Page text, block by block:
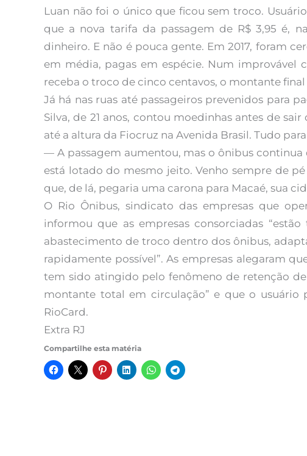
Luan não foi o único que ficou sem troco.
que a nova tarifa da passagem de R$ 3,95 é,
dinheiro. E não é pouca gente. Em 2017, foram
em média, pagas em espécie. Num improvável
receba o troco de cinco centavos, o montante
Já há nas ruas até passageiros prevenidos para
Silva, de 21 anos, contou moedinhas antes de
até a altura da Fiocruz na Avenida Brasil. Tudo
— A passagem aumentou, mas o ônibus
está lotado do mesmo jeito. Venho sempre de
que, de lá, pegaria uma carona para Macaé, sua
O Rio Ônibus, sindicato das empresas que
informou que as empresas consorciadas
abastecimento de troco dentro dos ônibus,
rapidamente possível”. As empresas alegaram
tem sido atingido pelo fenômeno de retenção
montante total em circulação” e que o usuário
RioCard.
Extra RJ
Compartilhe esta matéria